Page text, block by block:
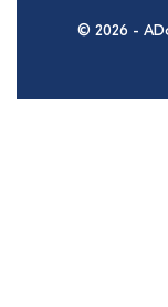
© 2026 -